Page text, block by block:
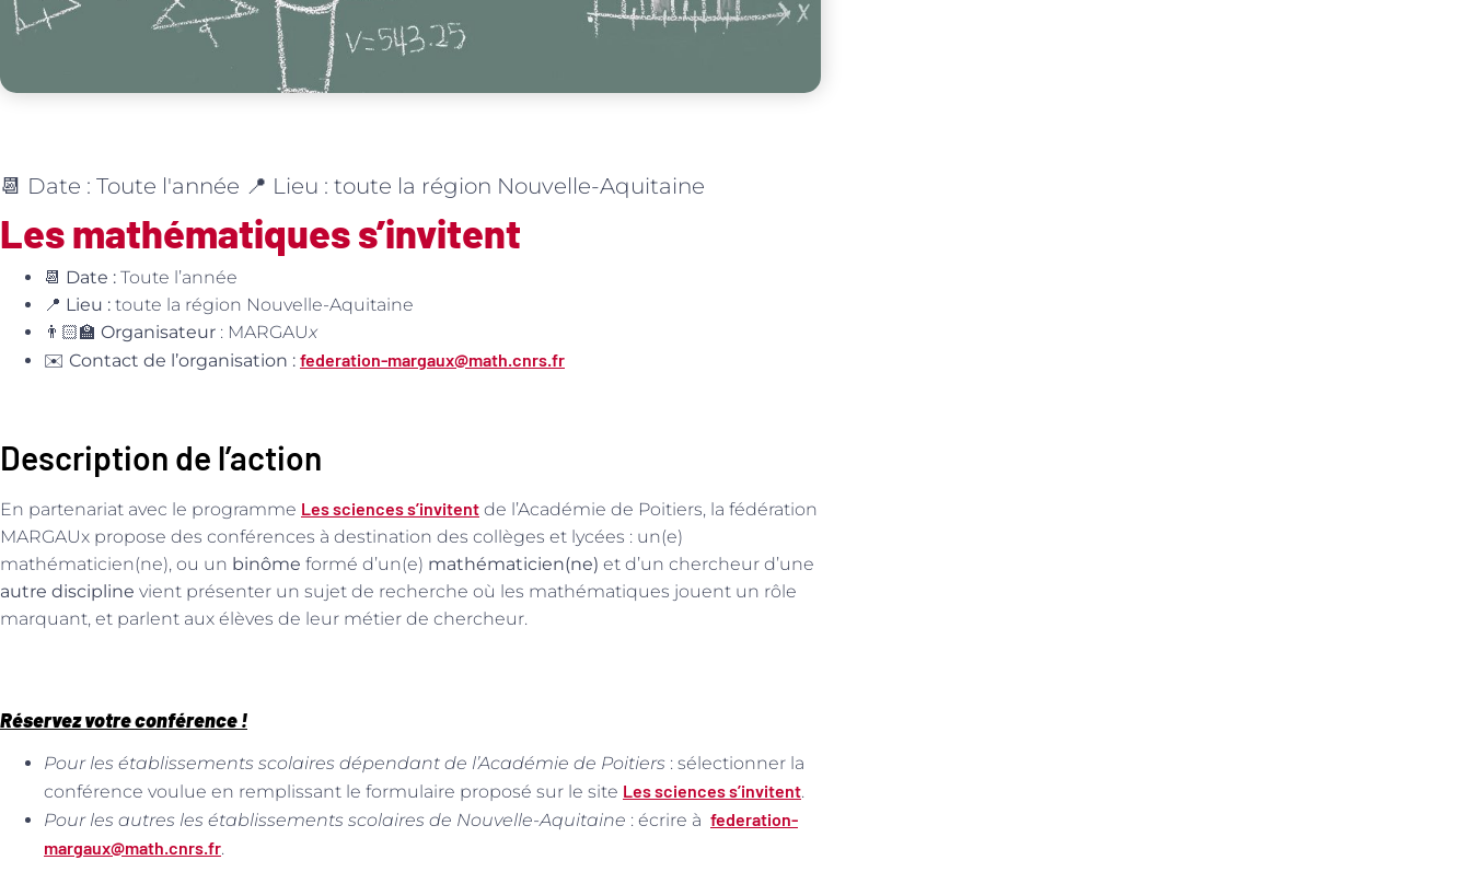
📆 Date : Toute l'année 📍 Lieu : toute la région Nouvelle-Aquitaine
Les mathématiques s’invitent
📆 Date : Toute l’année
📍 Lieu : toute la région Nouvelle-Aquitaine
👨🏻‍🏫 Organisateur : MARGAUx
✉️ Contact de l’organisation : federation-margaux@math.cnrs.fr
Description de l’action
En partenariat avec le programme Les sciences s’invitent de l’Académie de Poitiers, la fédération
MARGAUx propose des conférences à destination des collèges et lycées : un(e)
mathématicien(ne), ou un binôme formé d’un(e) mathématicien(ne) et d’un chercheur d’une
autre discipline vient présenter un sujet de recherche où les mathématiques jouent un rôle
marquant, et parlent aux élèves de leur métier de chercheur.
Réservez votre conférence !
Pour les établissements scolaires dépendant de l’Académie de Poitiers : sélectionner la
conférence voulue en remplissant le formulaire proposé sur le site Les sciences s’invitent.
Pour les autres les établissements scolaires de Nouvelle-Aquitaine : écrire à federation-
margaux@math.cnrs.fr.